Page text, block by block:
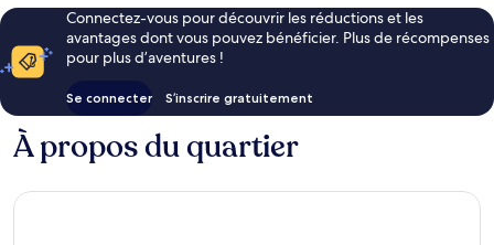
Connectez-vous pour découvrir les réductions et les
avantages dont vous pouvez bénéficier. Plus de récompenses
pour plus d’aventures !
Se connecter S’inscrire gratuitement
À propos du quartier